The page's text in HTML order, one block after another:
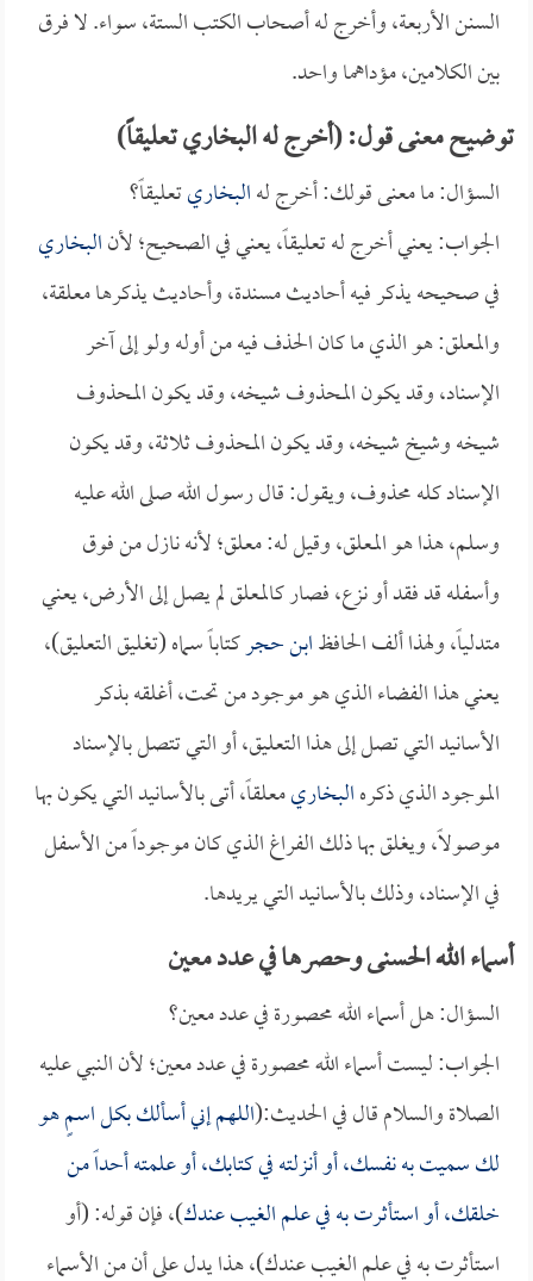
السنن الأربعة، وأخرج له أصحاب الكتب الستة، سواء. لا فرق
بين الكلامين، مؤداهما واحد.
توضيح معنى قول: (أخرج له البخاري تعليقاً)
السؤال: ما معنى قولك: أخرج لهالبخاريتعليقاً؟
الجواب: يعني أخرج له تعليقاً، يعني في الصحيح؛ لأنالبخاري
في صحيحه يذكر فيه أحاديث مسندة، وأحاديث يذكرها معلقة،
والمعلق: هو الذي ما كان الحذف فيه من أوله ولو إلى آخر
الإسناد، وقد يكون المحذوف شيخه، وقد يكون المحذوف
شيخه وشيخ شيخه، وقد يكون المحذوف ثلاثة، وقد يكون
الإسناد كله محذوف، ويقول: قال رسول الله صلى الله عليه
وسلم، هذا هو المعلق، وقيل له: معلق؛ لأنه نازل من فوق
وأسفله قد فقد أو نزع، فصار كالمعلق لم يصل إلى الأرض، يعني
متدلياً، ولهذا ألف الحافظابن حجركتاباً سماه (تغليق التعليق)،
يعني هذا الفضاء الذي هو موجود من تحت، أغلقه بذكر
الأسانيد التي تصل إلى هذا التعليق، أو التي تتصل بالإسناد
الموجود الذي ذكرهالبخاريمعلقاً، أتى بالأسانيد التي يكون بها
موصولاً، ويغلق بها ذلك الفراغ الذي كان موجوداً من الأسفل
في الإسناد، وذلك بالأسانيد التي يريدها.
أسماء الله الحسنى وحصرها في عدد معين
السؤال: هل أسماء الله محصورة في عدد معين؟
الجواب: ليست أسماء الله محصورة في عدد معين؛ لأن النبي عليه
الصلاة والسلام قال في الحديث:(اللهم إني أسألك بكل اسمٍ هو
لك سميت به نفسك، أو أنزلته في كتابك، أو علمته أحداً من
خلقك، أو استأثرت به في علم الغيب عندك)، فإن قوله: (أو
استأثرت به في علم الغيب عندك)، هذا يدل على أن من الأسماء